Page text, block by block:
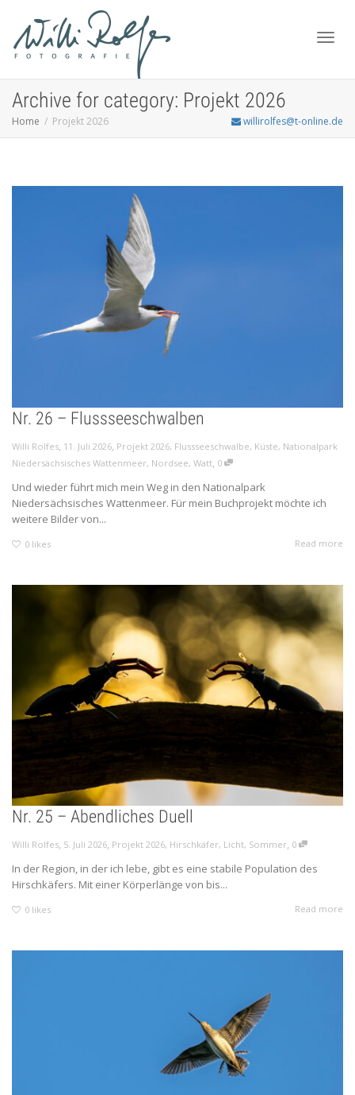
Archive for category: Projekt 2026
Home Projekt 2026 willirolfes@t-online.de
Nr. 26 – Flussseeschwalben
Willi Rolfes, 11. Juli 2026, Projekt 2026, Flussseeschwalbe, Küste, Nationalpark
Niedersächsisches Wattenmeer, Nordsee, Watt, 0
Und wieder führt mich mein Weg in den Nationalpark
Niedersächsisches Wattenmeer. Für mein Buchprojekt möchte ich
weitere Bilder von...
0 likes Read more
Nr. 25 – Abendliches Duell
Willi Rolfes, 5. Juli 2026, Projekt 2026, Hirschkäfer, Licht, Sommer, 0
In der Region, in der ich lebe, gibt es eine stabile Population des
Hirschkäfers. Mit einer Körperlänge von bis...
0 likes Read more